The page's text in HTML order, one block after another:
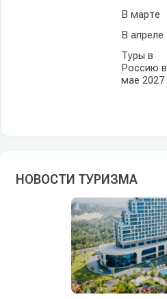
В марте
В апреле
Туры в
Россию в
мае 2027
НОВОСТИ ТУРИЗМА